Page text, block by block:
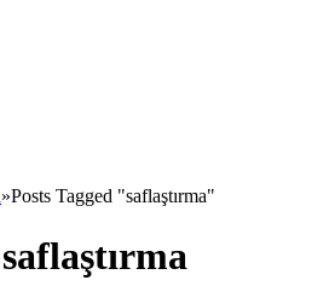
»Posts Tagged "saflaştırma"
saflaştırma